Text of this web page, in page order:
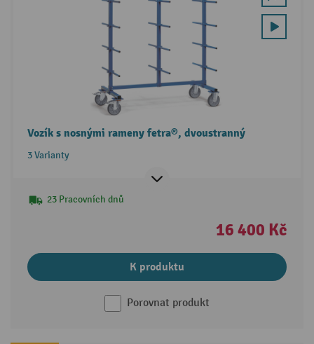
Vozík s nosnými rameny fetra®, dvoustranný
3 Varianty
23 Pracovních dnů
16 400 Kč
K produktu
Porovnat produkt